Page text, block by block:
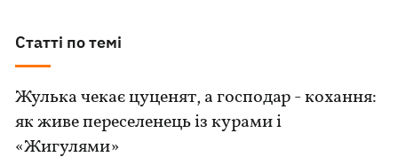
Статті по темі
Жулька чекає цуценят, а господар - кохання:
як живе переселенець із курами і
«Жигулями»